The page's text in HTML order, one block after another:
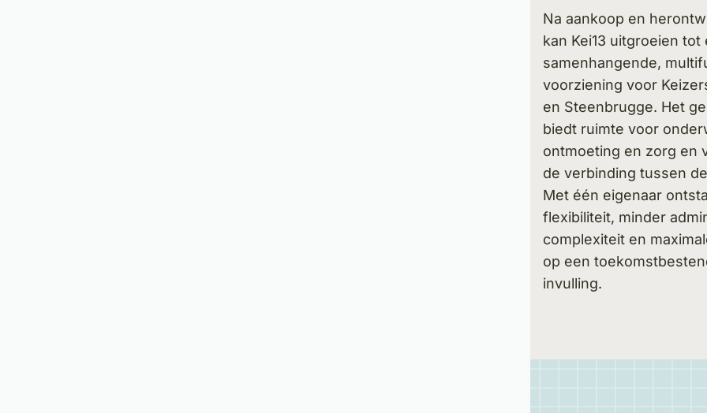
Na aankoop en
kan Kei13 uitgroeien tot
samenhangende,
voorziening voor
en Steenbrugge. Het
biedt ruimte voor
ontmoeting en zorg en
de verbinding tussen
Met één eigenaar
flexibiliteit, minder
complexiteit en
op een
invulling.